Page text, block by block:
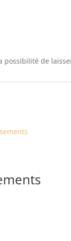
possibilité de